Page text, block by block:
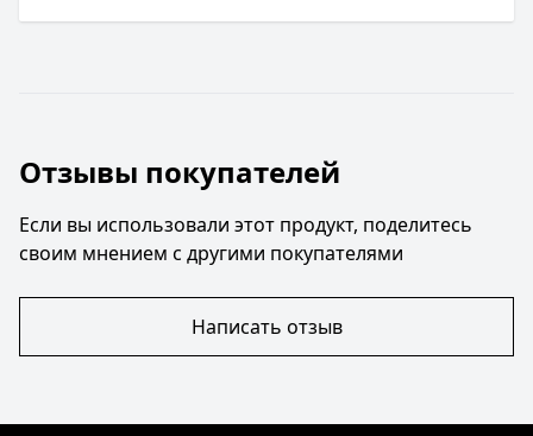
Отзывы покупателей
Если вы использовали этот продукт, поделитесь
своим мнением с другими покупателями
Написать отзыв